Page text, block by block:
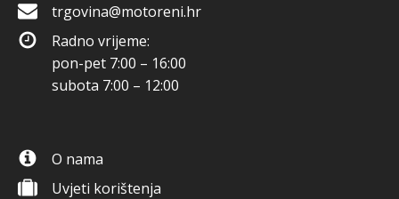
trgovina@motoreni.hr
Radno vrijeme:
pon-pet 7:00 – 16:00
subota 7:00 – 12:00
O nama
Uvjeti korištenja